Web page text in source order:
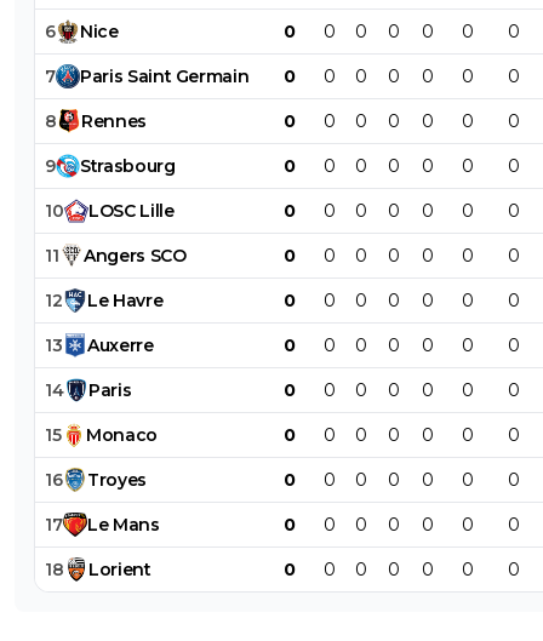
6 Nice 0 0 0 0 0 0 0
7 Paris Saint Germain 0 0 0 0 0 0 0
8 Rennes 0 0 0 0 0 0 0
9 Strasbourg 0 0 0 0 0 0 0
10 LOSC Lille 0 0 0 0 0 0 0
11 Angers SCO 0 0 0 0 0 0 0
12 Le Havre 0 0 0 0 0 0 0
13 Auxerre 0 0 0 0 0 0 0
14 Paris 0 0 0 0 0 0 0
15 Monaco 0 0 0 0 0 0 0
16 Troyes 0 0 0 0 0 0 0
17 Le Mans 0 0 0 0 0 0 0
18 Lorient 0 0 0 0 0 0 0